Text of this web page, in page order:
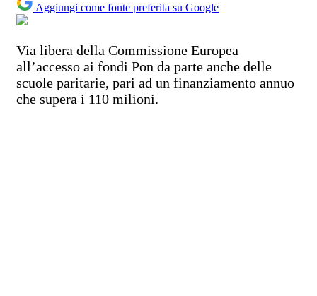
Aggiungi come fonte preferita su Google
Via libera della Commissione Europea
all’accesso ai fondi Pon da parte anche delle
scuole paritarie, pari ad un finanziamento annuo
che supera i 110 milioni.